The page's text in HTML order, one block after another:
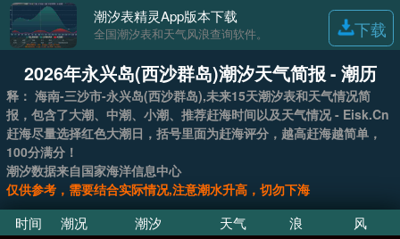
潮汐表精灵App版本下载
全国潮汐表和天气风浪查询软件。 下载
2026年永兴岛(西沙群岛)潮汐天气简报 - 潮历
释： 海南-三沙市-永兴岛(西沙群岛),未来15天潮汐表和天气情况简
报，包含了大潮、中潮、小潮、推荐赶海时间以及天气情况 - Eisk.Cn
赶海尽量选择红色大潮日，括号里面为赶海评分，越高赶海越简单，
100分满分！
潮汐数据来自国家海洋信息中心
仅供参考，需要结合实际情况,注意潮水升高，切勿下海
时间 潮况 潮汐 天气 浪 风